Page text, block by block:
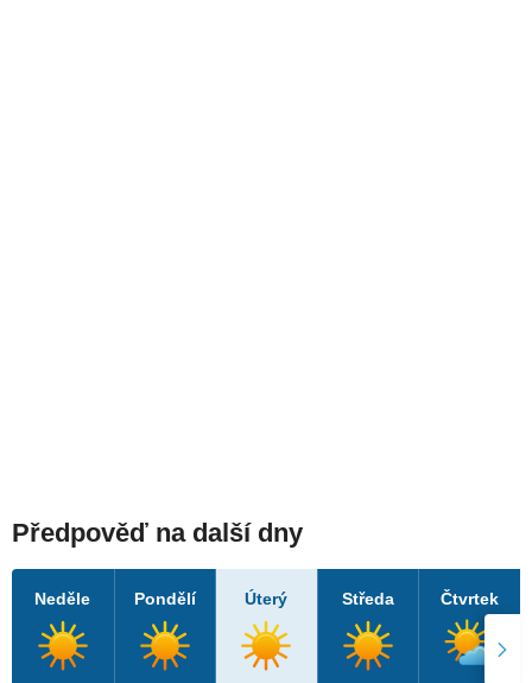
Předpověď na další dny
Neděle Pondělí Úterý Středa Čtvrtek